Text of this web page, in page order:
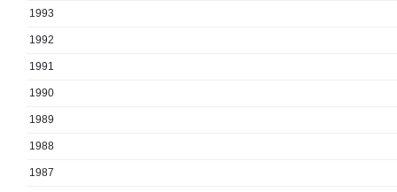
1993
1992
1991
1990
1989
1988
1987